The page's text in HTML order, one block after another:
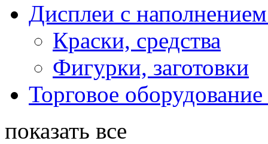
Дисплеи с
Краски, средства
Фигурки, заготовки
Торговое
показать все